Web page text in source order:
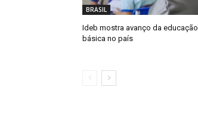
BRASIL
Ideb mostra avanço da educação
básica no país